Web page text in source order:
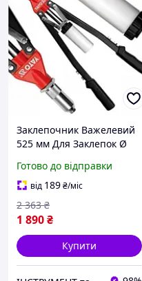
Заклепочник Важелевий
525 мм Для Заклепок Ø
(YT-3610)
Готово до відправки
від 189₴/міс
1 890₴
2 363 ₴
Купити